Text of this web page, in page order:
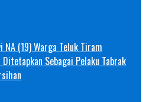
NA (19) Warga Teluk Tiram
Sebagai Pelaku Tabrak